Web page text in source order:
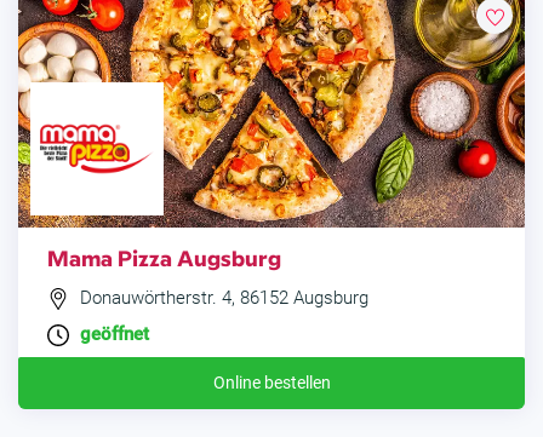
Mama Pizza Augsburg
Donauwörtherstr. 4, 86152 Augsburg
geöffnet
Online bestellen